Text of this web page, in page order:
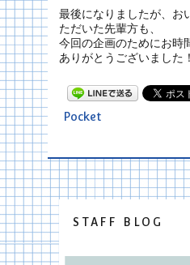
最後になりましたが、お
ただいた先輩方も、
今回の企画のためにお時
ありがとうございました！
Pocket
STAFF BLOG